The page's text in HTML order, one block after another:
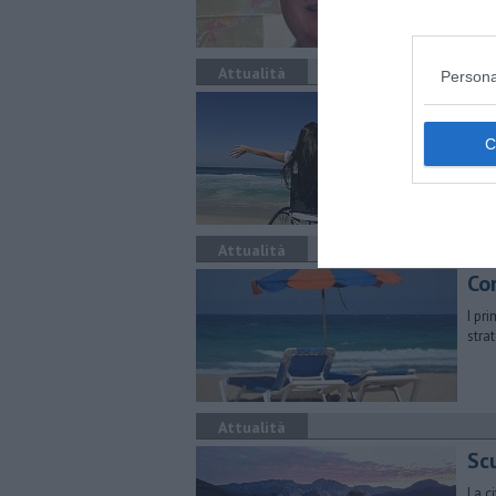
Attualità
Attualità
I
Attualità